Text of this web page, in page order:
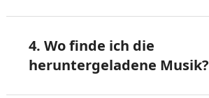
4. Wo finde ich die
heruntergeladene Musik?